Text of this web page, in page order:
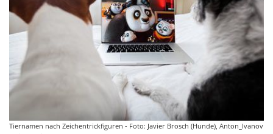
Tiernamen nach Zeichentrickfiguren - Foto: Javier Brosch (Hunde), Anton_Ivanov